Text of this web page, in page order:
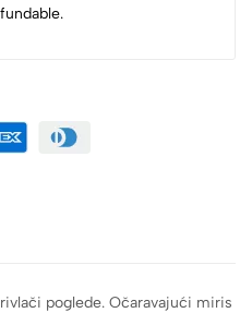
poglede. Očaravajući miris